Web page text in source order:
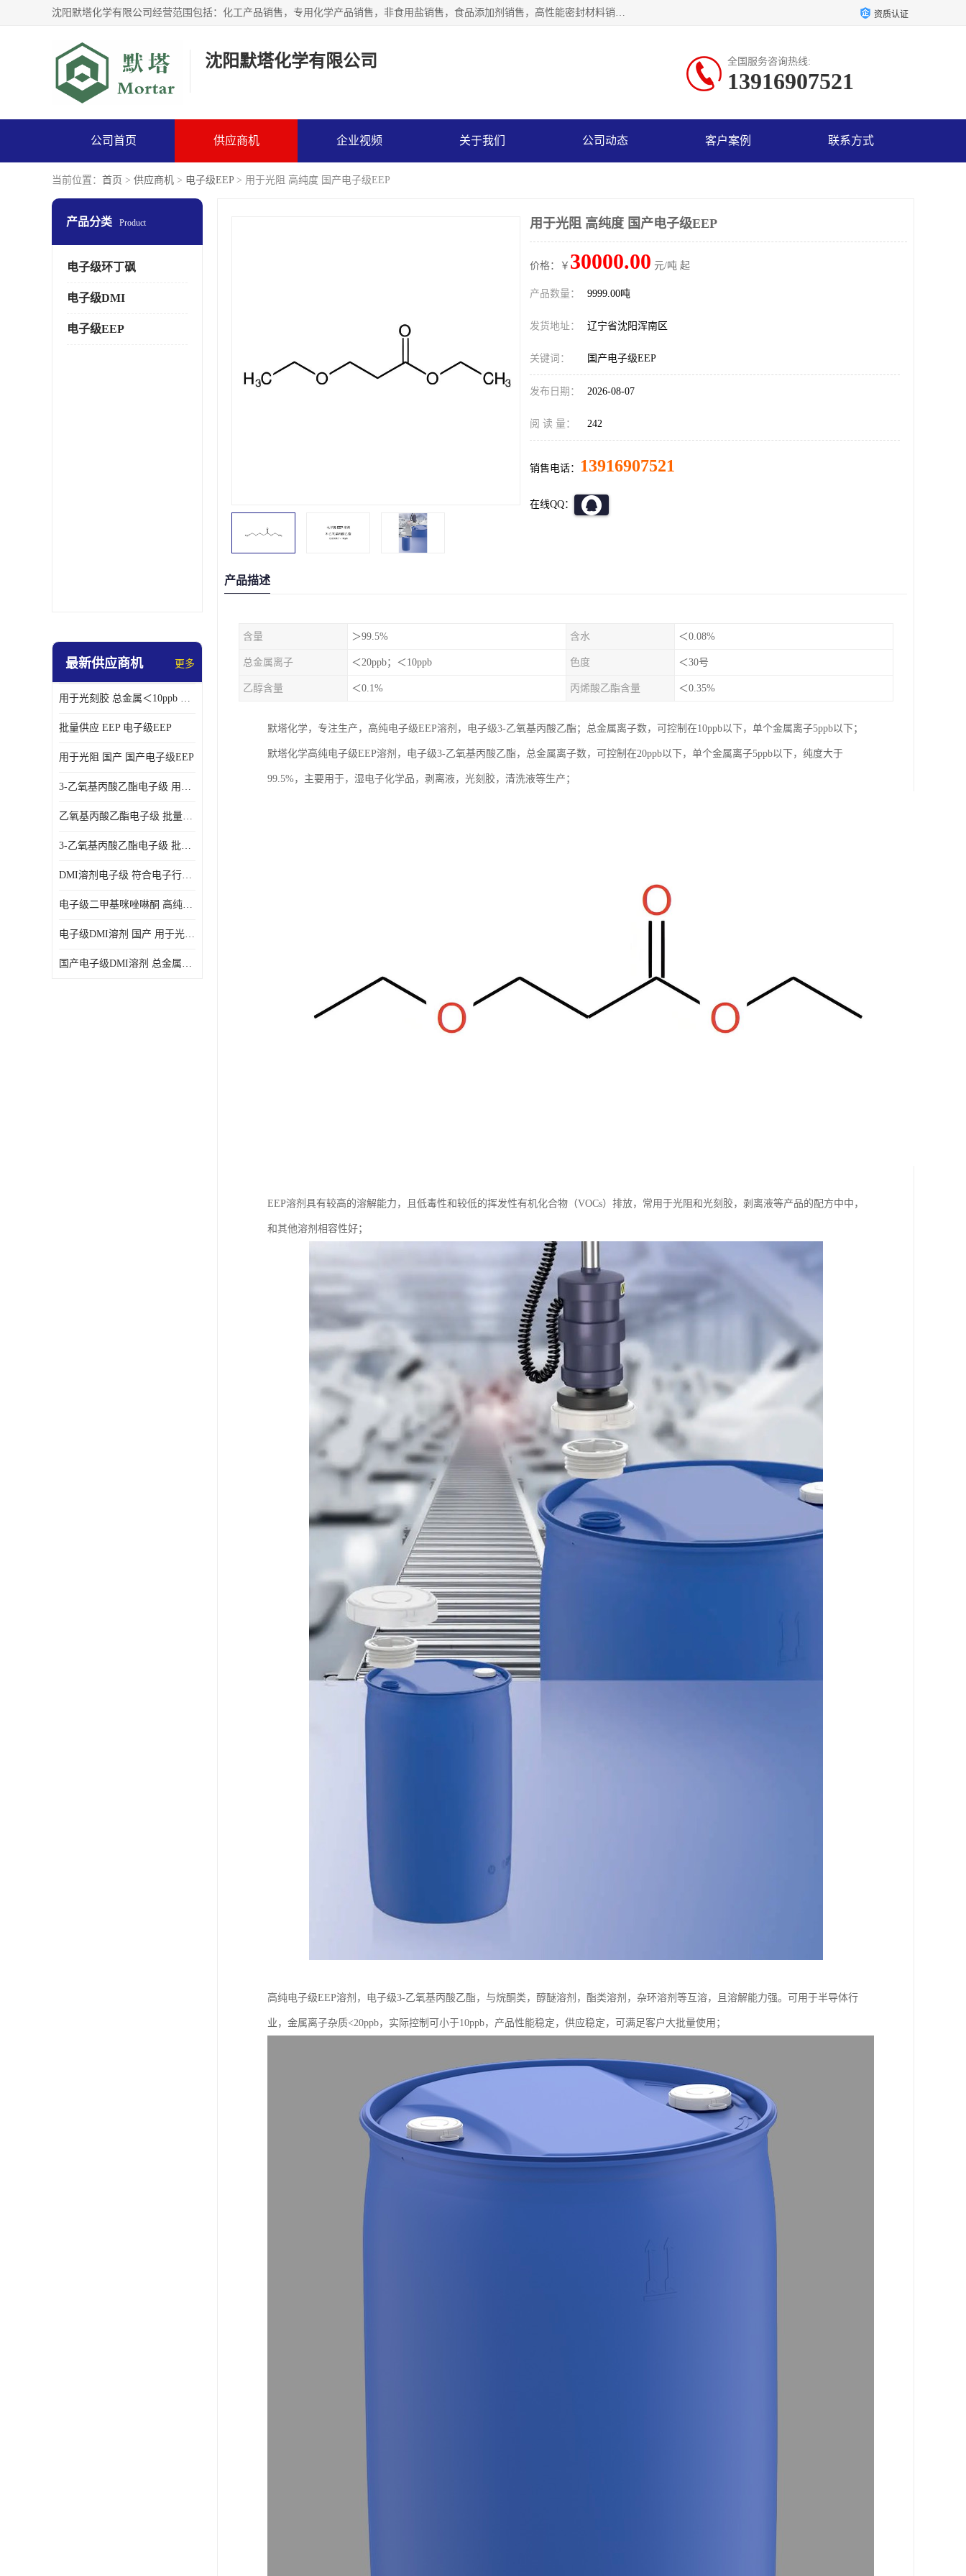
沈阳默塔化学有限公司经营范围包括：化工产品销售，专用化学产品销售，非食用盐销售，食品添加剂销售，高性能密封材料销售，涂料销售，合成材料销售，工程塑料及合成树脂销售等；主要产品有高纯电子级环丁砜，总金属离子可控制在ppb级别、纯度高、颜色浅、耐高温分解时间长，特别适合于半导体制造，硅片晶圆制造，清洗湿电子化学品，锂电池电解液，电子油墨，特种材料等高端行业；也适用于医药合成。 资质认证
沈阳默塔化学有限公司 全国服务咨询热线:
13916907521
公司首页 供应商机 企业视频 关于我们 公司动态 客户案例 联系方式
当前位置： 首页 > 供应商机 > 电子级EEP > 用于光阻 高纯度 国产电子级EEP
产品分类 Product
电子级环丁砜
电子级DMI
电子级EEP
最新供应商机 更多
用于光刻胶 总金属＜10ppb 电子级EEP溶剂
批量供应 EEP 电子级EEP
用于光阻 国产 国产电子级EEP
3-乙氧基丙酸乙酯电子级 用于剥离液 国产
乙氧基丙酸乙酯电子级 批量供应 电子级
3-乙氧基丙酸乙酯电子级 批量供应
DMI溶剂电子级 符合电子行业要求
电子级二甲基咪唑啉酮 高纯度 用于光阻
电子级DMI溶剂 国产 用于光刻胶
国产电子级DMI溶剂 总金属小于20ppb 用于半导体清洗
用于光阻 高纯度 国产电子级EEP
价格：￥ 30000.00 元/吨 起
产品数量： 9999.00吨
发货地址： 辽宁省沈阳浑南区
关键词： 国产电子级EEP
发布日期： 2026-08-07
阅 读 量： 242
销售电话： 13916907521
在线QQ：
产品描述
含量 ＞99.5% 含水 ＜0.08%
总金属离子 ＜20ppb；＜10ppb 色度 ＜30号
乙醇含量 ＜0.1% 丙烯酸乙酯含量 ＜0.35%
默塔化学，专注生产，高纯电子级EEP溶剂，电子级3-乙氧基丙酸乙酯；总金属离子数，可控制在10ppb以下，单个金属离子5ppb以下；
默塔化学高纯电子级EEP溶剂，电子级3-乙氧基丙酸乙酯，总金属离子数，可控制在20ppb以下，单个金属离子5ppb以下，纯度大于
99.5%，主要用于，湿电子化学品，剥离液，光刻胶，清洗液等生产；
EEP溶剂具有较高的溶解能力，且低毒性和较低的挥发性有机化合物（VOCs）排放，常用于光阻和光刻胶，剥离液等产品的配方中中，
和其他溶剂相容性好；
高纯电子级EEP溶剂，电子级3-乙氧基丙酸乙酯，与烷酮类，醇醚溶剂，酯类溶剂，杂环溶剂等互溶，且溶解能力强。可用于半导体行
业，金属离子杂质<20ppb，实际控制可小于10ppb，产品性能稳定，供应稳定，可满足客户大批量使用；